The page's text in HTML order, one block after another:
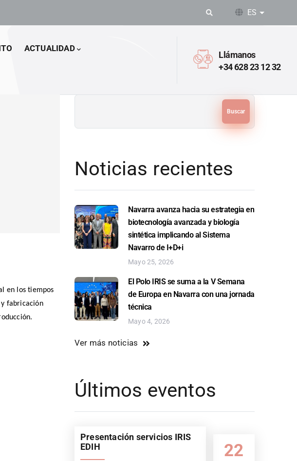
ES Lista
ACTUALIDAD
Llámanos
+34 628 23 12 32
en los tiempos
fabricación
Noticias recientes
Navarra avanza hacia su estrategia en
biotecnología avanzada y biología
sintética implicando al Sistema
Navarro de I+D+i
Mayo 25, 2026
El Polo IRIS se suma a la V Semana
de Europa en Navarra con una jornada
técnica
Mayo 4, 2026
Ver más noticias
Últimos eventos
22
Presentación servicios IRIS
EDIH